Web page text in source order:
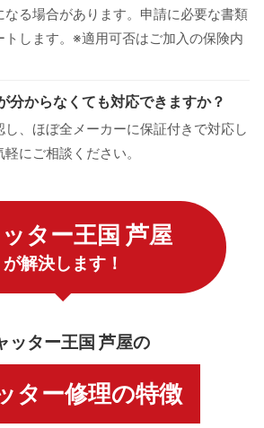
なる場合があります。申請に必要な書類
トします。※適用可否はご加入の保険内
分からなくても対応できますか？
し、ほぼ全メーカーに保証付きで対応し
にご相談ください。
ター王国 芦屋
が解決します！
ッター王国 芦屋の
ター修理の特徴